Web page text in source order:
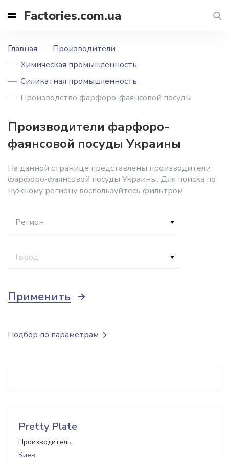
Factories.com.ua
Главная
Производители
Химическая промышленность
Силикатная промышленность
Производство фарфоро-фаянсовой посуды
Производители фарфоро-
фаянсовой посуды Украины
На данной странице представлены производители
фарфоро-фаянсовой посуды Украины. Для поиска по
нужному региону воспользуйтесь фильтром.
Регион
Город
Применить
Pretty Plate
Производитель
Киев
Подбор по параметрам